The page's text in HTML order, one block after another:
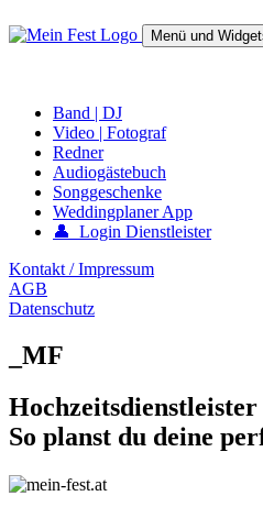
zum
Menü und
Band | DJ
Video | Fotograf
Redner
Audiogästebuch
Songgeschenke
Weddingplaner App
👤 Login Dienstleister
Kontakt / Impressum
AGB
Datenschutz
_MF
So planst du deine